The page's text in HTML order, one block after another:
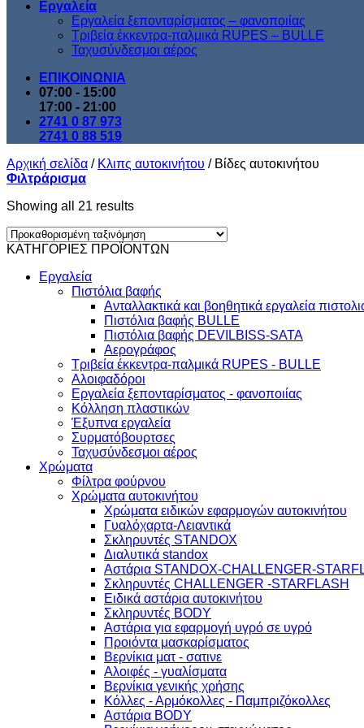
Εργαλεία
Εργαλεία ξεπονταρίσματος – φανοποιίας
Τριβεία έκκεντρα-παλμικά RUPES – BULLE
Ταχυσύνδεσμοι αέρος
ΕΠΙΚΟΙΝΩΝΙΑ
07:00 - 15:00
17:00 - 21:00
2741 0 87 973
2741 0 88 519
Αρχική σελίδα / Κλιπς αυτοκινήτου /Βίδες αυτοκινήτου
Φιλτράρισμα
Showing all 21 results
ΚΑΤΗΓΟΡΙΕΣ ΠΡΟΪΟΝΤΩΝ
Εργαλεία
Πιστόλια βαφής
Ανταλλακτικά και βοηθητικά εργαλεία
Πιστόλια βαφής BULLE
Πιστόλια βαφής DEVILBISS-SATA
Αερογράφος
Τριβεία έκκεντρα-παλμικά RUPES - BULLE
Αλοιφαδόροι
Εργαλεία ξεπονταρίσματος - φανοποιίας
Κόλληση πλαστικών
Έξυπνα εργαλεία
Συρματόβουρτσες
Ταχυσύνδεσμοι αέρος
Χρώματα
Φίλτρα φούρνου
Χρώματα αυτοκινήτου
Xρώματα ειδικών εφαρμογών αυτοκινήτου
Γυαλόχαρτα-Λειαντικά
Σκληρυντές STANDOX
Διαλυτικά standox
Αστάρια STANDOX-CHALLENGER-
Σκληρυντές CHALLENGER -STARFLASH
Ειδικά αστάρια αυτοκινήτου
Σκληρυντές BODY
Αστάρια για εφαρμογή υγρό σε υγρό
Προιόντα μασκαρίσματος
Βερνίκια ματ - σατινε
Aλοιφές - γυαλίσματα
Bερνίκια γενικής χρήσης
Κόλλες - Αρμόκολλες - Παμπριζόκολλες
Αστάρια BODY